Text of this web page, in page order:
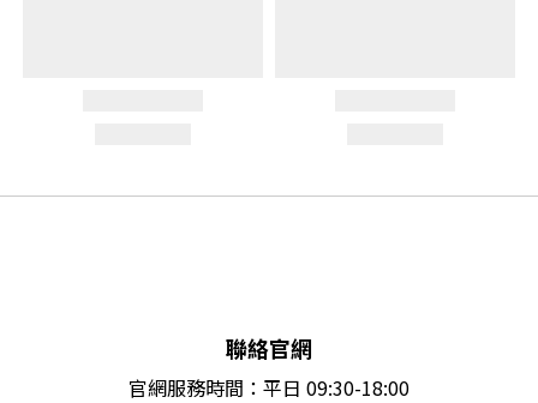
聯絡官網
官網服務時間：平日 09:30-18:00